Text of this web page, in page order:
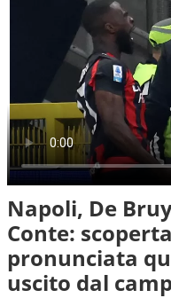
Napoli, De
Conte:
pronunciata
uscito dal